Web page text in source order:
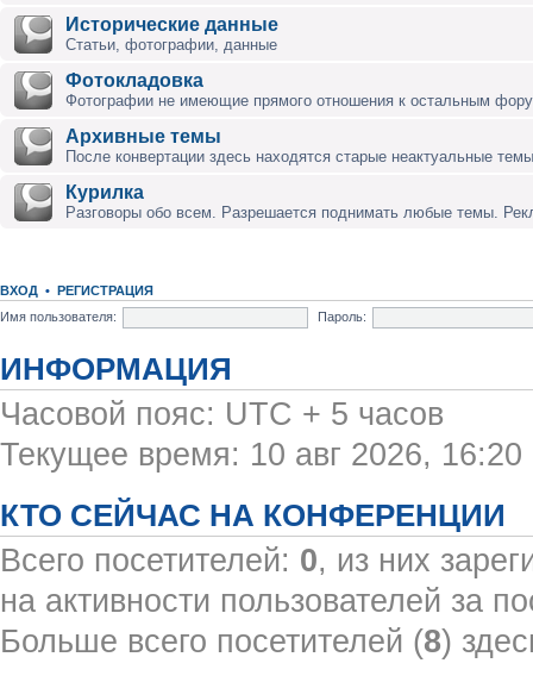
Исторические данные
Статьи, фотографии, данные
Фотокладовка
Фотографии не имеющие прямого отношения к остальным
Архивные темы
После конвертации здесь находятся старые неактуальные
Курилка
Разговоры обо всем. Разрешается поднимать любые темы.
ВХОД • РЕГИСТРАЦИЯ
Имя пользователя:
Пароль:
ИНФОРМАЦИЯ
Часовой пояс: UTC + 5 часов
Текущее время: 10 авг 2026, 16:20
КТО СЕЙЧАС НА КОНФЕРЕНЦИИ
Всего посетителей: 0, из них
на активности пользователей за
Больше всего посетителей (8)